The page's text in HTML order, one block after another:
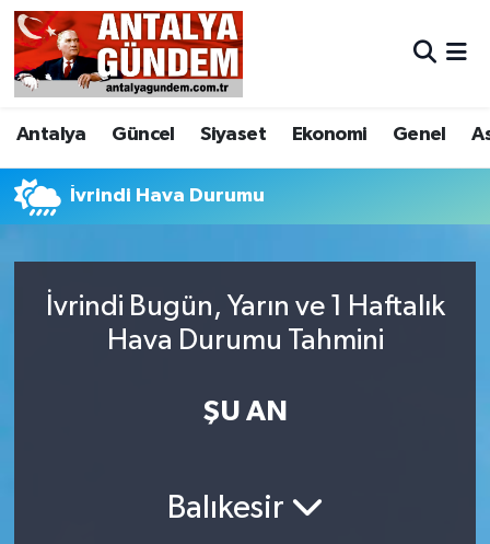
Antalya Güncel Siyaset Ekonomi Genel
İvrindi Hava Durumu
İvrindi Bugün, Yarın ve 1 Haftalık
Hava Durumu Tahmini
ŞU AN
Balıkesir
Antalya
Asayiş
Bilim & Teknoloji
EĞİTİM
Antalya Nöbetçi Eczaneler
Antalya Hava Durumu
Antalya Namaz Vakitleri
Süper Lig Puan Durumu ve Fikstür
Son Dakika Haberleri